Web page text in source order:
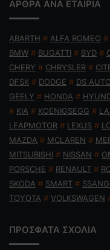
ΑΡΘΡΑ ΑΝΑ ΕΤΑΙΡΙΑ
ABARTH # ALFA ROMEO #
BMW # BUGATTI # BYD #
CHERY # CHRYSLER #
DFSK # DODGE # DS
GEELY # HONDA #
# KIA # KOENIGSEGG #
LEAPMOTOR # LEXUS #
MAZDA # MCLAREN #
MITSUBISHI # NISSAN #
PORSCHE # RENAULT #
SKODA # SMART #
TOYOTA # VOLKSWAGEN
ΠΡΟΣΦΑΤΑ ΣΧΟΛΙΑ